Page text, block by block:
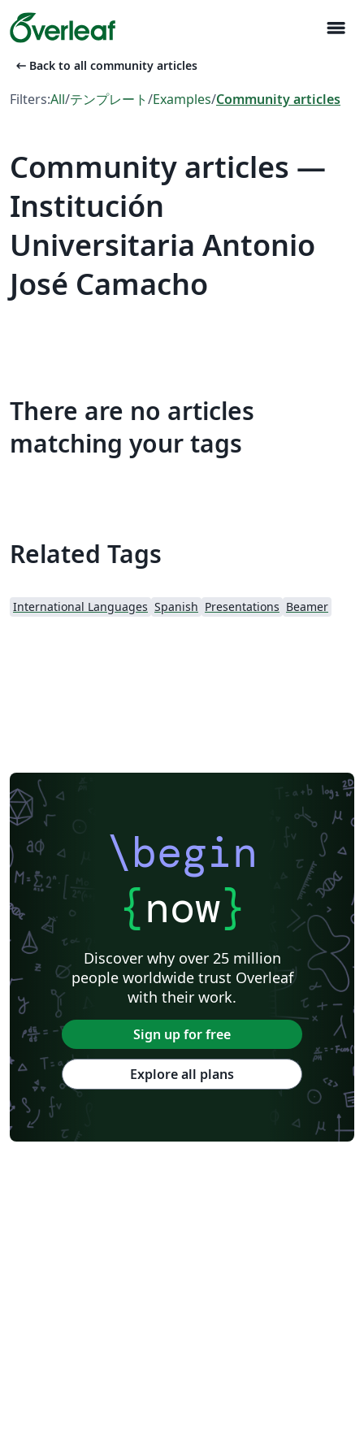
menu
arrow_left_alt Back to all community articles
Filters:All/テンプレート/Examples/Community articles
Community articles —
Institución
Universitaria Antonio
José Camacho
There are no articles
matching your tags
Related Tags
International Languages Spanish Presentations Beamer
\begin
{now}
Discover why over 25 million
people worldwide trust Overleaf
with their work.
Sign up for free
Explore all plans